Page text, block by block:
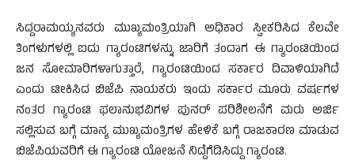
ಸಿದ್ದರಾಮಯ್ಯನವರು ಮುಖ್ಯಮಂತ್ರಿಯಾಗಿ ಅಧಿಕಾರ ಸ್ವೀಕರಿಸಿದ ಕೆಲವೇ
ತಿಂಗಳುಗಳಲ್ಲಿ ಐದು ಗ್ಯಾರಂಟಿಗಳನ್ನು ಜಾರಿಗೆ ತಂದಾಗ ಈ ಗ್ಯಾರಂಟಿಯಿಂದ
ಜನ ಸೋಮಾರಿಗಳಾಗುತ್ತಾರೆ, ಗ್ಯಾರಂಟಿಯಿಂದ ಸರ್ಕಾರ ದಿವಾಳಿಯಾಗಿದೆ
ಎಂದು ಟೀಕಿಸಿದ ಬಿಜೆಪಿ ನಾಯಕರು ಇಂದು ಸರ್ಕಾರ ಮೂರು ವರ್ಷಗಳ
ನಂತರ ಗ್ಯಾರಂಟಿ ಫಲಾನುಭವಿಗಳ ಪುನರ್ ಪರಿಶೀಲನೆಗೆ ಮರು ಅರ್ಜಿ
ಸಲ್ಲಿಸುವ ಬಗ್ಗೆ ಮಾನ್ಯ ಮುಖ್ಯಮಂತ್ರಿಗಳ ಹೇಳಿಕೆ ಬಗ್ಗೆ ರಾಜಕಾರಣ ಮಾಡುವ
ಬಿಜೆಪಿಯವರಿಗೆ ಈ ಗ್ಯಾರಂಟಿ ಯೋಜನೆ ನಿದ್ದೆಗೆಡಿಸಿದ್ದು ಗ್ಯಾರಂಟಿ.